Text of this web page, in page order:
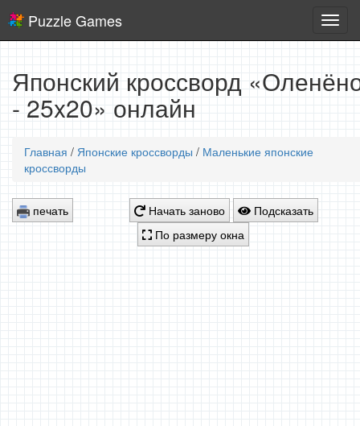
игры
Puzzle Games
Японский кроссворд
- 25x20» онлайн
Главная / Японские кроссворды / Маленькие японские
кроссворды
печать Начать заново
Подсказать
По размеру окна